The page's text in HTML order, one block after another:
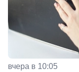
вчера в 10:05